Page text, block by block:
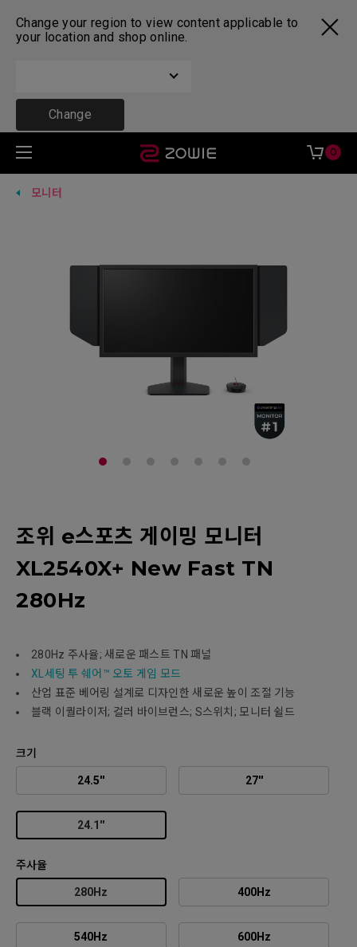
Change your region to view content applicable to
your location and shop online.
Change
0
모니터
조위 e스포츠 게이밍 모니터
XL2540X+ New Fast TN
280Hz
280Hz 주사율; 새로운 패스트 TN 패널
XL세팅 투 쉐어™ 오토 게임 모드
산업 표준 베어링 설계로 디자인한 새로운 높이 조절 기능
블랙 이퀄라이저; 컬러 바이브런스; S스위치; 모니터 쉴드
크기
24.5'' 27''
24.1''
주사율
280Hz 400Hz
540Hz 600Hz